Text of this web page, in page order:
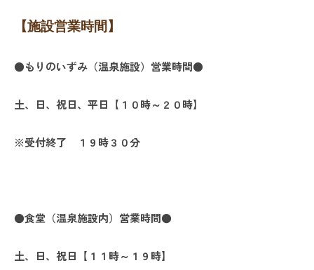
【施設営業時間 】
●もりのいずみ（温泉施設）営業時間●
土、日、祝日、平日 【 １０時～２０時】
※受付終了 １９時３０分
●食堂（温泉施設内）営業時間●
土、日、祝日 【 １１時～１９時】